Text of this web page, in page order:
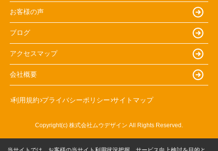
お客様の声
ブログ
アクセスマップ
会社概要
利用規約 プライバシーポリシー サイトマップ
Copyright(c) 株式会社ムウデザイン All Rights Reserved.